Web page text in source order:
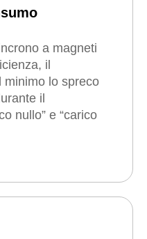
a magneti
il
minimo lo spreco
il
nullo” e “carico